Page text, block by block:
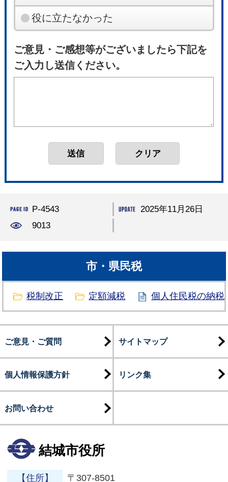
役に立たなかった
ご意見・ご感想等がございましたら下記を
ご入力し送信ください。
P-4543
2025年11月26日
9013
市・県民税
税制改正 定額減税 個人住民税の納税
ご意見・ご質問 サイトマップ
個人情報保護方針 リンク集
お問い合わせ
結城市役所
【住所】 〒307-8501